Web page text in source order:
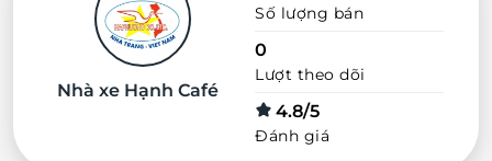
Nhà xe Hạnh Café
Số lượng bán
0
Lượt theo dõi
4.8/5
Đánh giá